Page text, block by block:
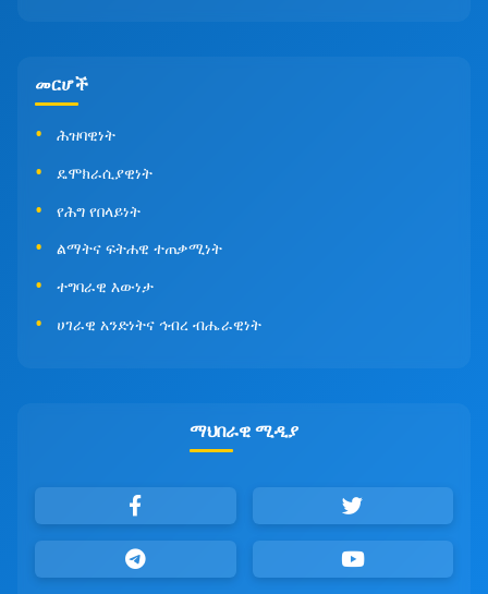
መርሆች
ሕዝባዊነት
ዴሞክራሲያዊነት
የሕግ የበላይነት
ልማትና ፍትሐዊ ተጠቃሚነት
ተግባራዊ እውነታ
ሀገራዊ አንድነትና ኅብረ ብሔራዊነት
ማህበራዊ ሚዲያ